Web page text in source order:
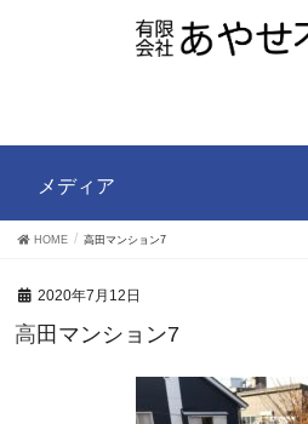
メディア
HOME 高田マンション7
2020年7月12日
高田マンション7